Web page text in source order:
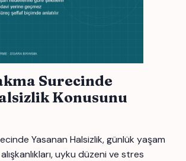
Surecinde
Konusunu
Yasanan Halsizlik, günlük yaşam
uyku düzeni ve stres